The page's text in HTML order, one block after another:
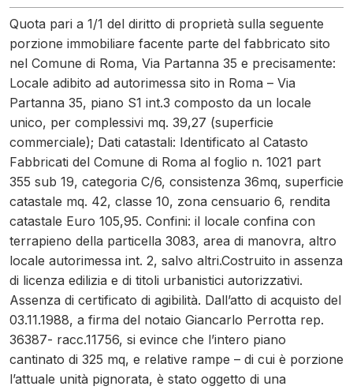
Quota pari a 1/1 del diritto di proprietà sulla seguente
porzione immobiliare facente parte del fabbricato sito
nel Comune di Roma, Via Partanna 35 e precisamente:
Locale adibito ad autorimessa sito in Roma – Via
Partanna 35, piano S1 int.3 composto da un locale
unico, per complessivi mq. 39,27 (superficie
commerciale); Dati catastali: Identificato al Catasto
Fabbricati del Comune di Roma al foglio n. 1021 part
355 sub 19, categoria C/6, consistenza 36mq, superficie
catastale mq. 42, classe 10, zona censuario 6, rendita
catastale Euro 105,95. Confini: il locale confina con
terrapieno della particella 3083, area di manovra, altro
locale autorimessa int. 2, salvo altri.Costruito in assenza
di licenza edilizia e di titoli urbanistici autorizzativi.
Assenza di certificato di agibilità. Dall’atto di acquisto del
03.11.1988, a firma del notaio Giancarlo Perrotta rep.
36387- racc.11756, si evince che l’intero piano
cantinato di 325 mq, e relative rampe – di cui è porzione
l’attuale unità pignorata, è stato oggetto di una